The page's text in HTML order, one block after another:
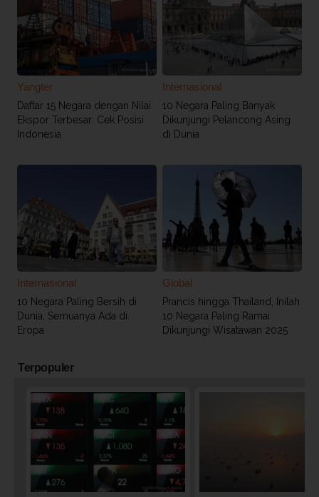
Yangter
Daftar 15 Negara dengan Nilai
Ekspor Terbesar: Cek Posisi
Indonesia
Internasional
10 Negara Paling Banyak
Dikunjungi Pelancong Asing
di Dunia
Internasional
10 Negara Paling Bersih di
Dunia, Semuanya Ada di
Eropa
Global
Prancis hingga Thailand, Inilah
10 Negara Paling Ramai
Dikunjungi Wisatawan 2025
Terpopuler